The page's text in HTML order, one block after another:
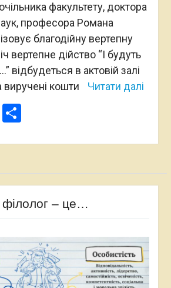
факультету, доктора
професора Романа
благодійну вертепну
вертепне дійство “І будуть
відбудеться в актовій залі
виручені кошти
Читати далі
Поділитися
філолог – це…